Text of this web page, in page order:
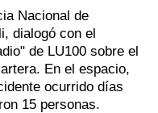
Nacional de
dialogó con el
de LU100 sobre el
En el espacio,
ocurrido días
15 personas.